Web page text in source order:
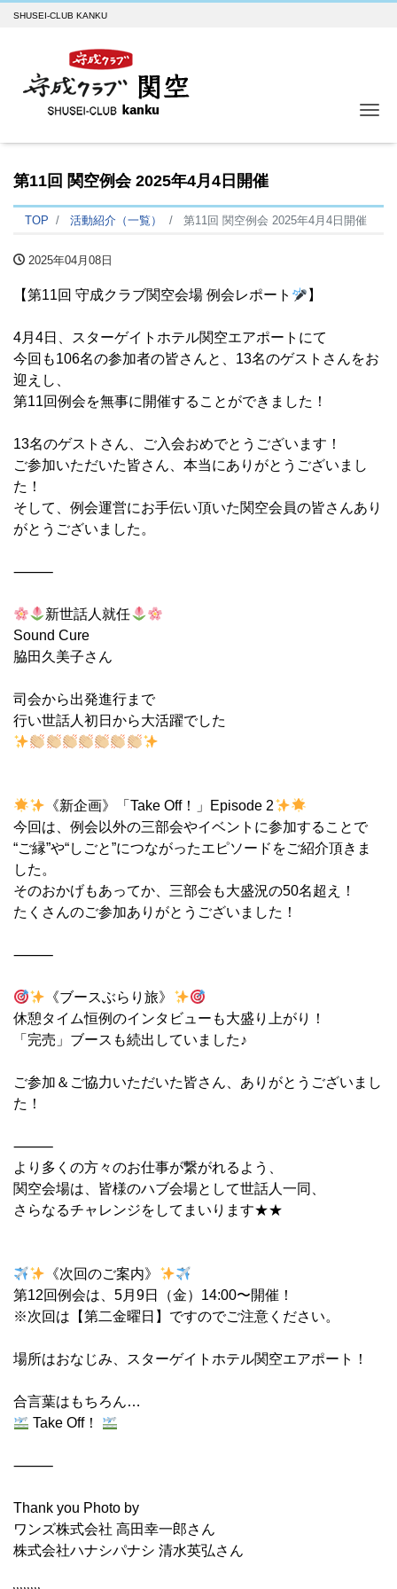
SHUSEI-CLUB KANKU
第11回 関空例会 2025年4月4日開催
TOP 活動紹介（一覧） 第11回 関空例会 2025年4月4日開催
2025年04月08日
【第11回 守成クラブ関空会場 例会レポート 】
4月4日、スターゲイトホテル関空エアポートにて
今回も106名の参加者の皆さんと、13名のゲストさんをお
迎えし、
第11回例会を無事に開催することができました！
13名のゲストさん、ご入会おめでとうございます！
ご参加いただいた皆さん、本当にありがとうございまし
た！
そして、例会運営にお手伝い頂いた関空会員の皆さんあり
がとうございました。
⸻
新世話人就任
Sound Cure
脇田久美子さん
司会から出発進行まで
行い世話人初日から大活躍でした
《新企画》「Take Off！」Episode 2
今回は、例会以外の三部会やイベントに参加することで
“ご縁”や“しごと”につながったエピソードをご紹介頂きま
した。
そのおかげもあってか、三部会も大盛況の50名超え！
たくさんのご参加ありがとうございました！
⸻
《ブースぶらり旅》
休憩タイム恒例のインタビューも大盛り上がり！
「完売」ブースも続出していました♪
ご参加＆ご協力いただいた皆さん、ありがとうございまし
た！
⸻
より多くの方々のお仕事が繋がれるよう、
関空会場は、皆様のハブ会場として世話人一同、
さらなるチャレンジをしてまいります★★
《次回のご案内》
第12回例会は、5月9日（金）14:00〜開催！
※次回は【第二金曜日】ですのでご注意ください。
場所はおなじみ、スターゲイトホテル関空エアポート！
合言葉はもちろん…
Take Off！
⸻
Thank you Photo by
ワンズ株式会社 高田幸一郎さん
株式会社ハナシパナシ 清水英弘さん